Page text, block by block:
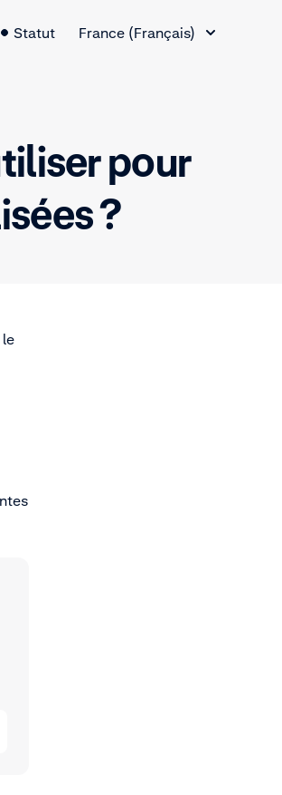
Statut
France (Français)
pour
?